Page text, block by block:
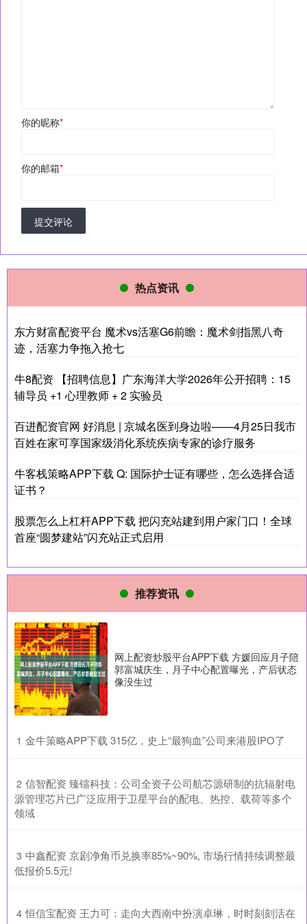
你的昵称*
你的邮箱*
提交评论
热点资讯
东方财富配资平台 魔术vs活塞G6前瞻：魔术剑指黑八奇
迹，活塞力争拖入抢七
牛8配资 【招聘信息】广东海洋大学2026年公开招聘：15
辅导员 +1 心理教师 + 2 实验员
百进配资官网 好消息 | 京城名医到身边啦——4月25日我市
百姓在家可享国家级消化系统疾病专家的诊疗服务
牛客栈策略APP下载 Q: 国际护士证有哪些，怎么选择合适
证书？
股票怎么上杠杆APP下载 把闪充站建到用户家门口！全球
首座“圆梦建站”闪充站正式启用
推荐资讯
网上配资炒股平台APP下载 方媛回应月子陪
郭富城庆生，月子中心配置曝光，产后状态
像没生过
1 ​金牛策略APP下载 315亿，史上“最狗血”公司来港股IPO了
2 ​信智配资 臻镭科技：公司全资子公司航芯源研制的抗辐射电
源管理芯片已广泛应用于卫星平台的配电、热控、载荷等多个
领域
3 ​中鑫配资 京剧净角币兑换率85%~90%, 市场行情持续调整最
低报价5.5元!
4 ​恒信宝配资 王力可：走向大西南中扮演卓琳，时时刻刻活在